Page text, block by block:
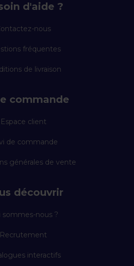
d'aide ?
nous
fréquentes
de livraison
commande
Espace client
de commande
générales de vente
découvrir
sommes-nous ?
Recrutement
interactifs